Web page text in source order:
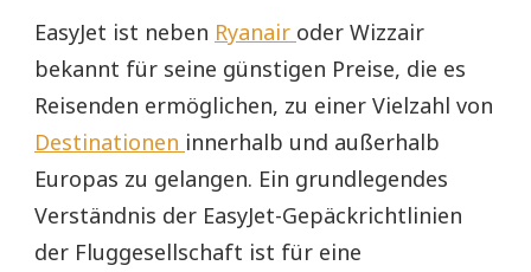
EasyJet ist neben Ryanair oder Wizzair
bekannt für seine günstigen Preise, die es
Reisenden ermöglichen, zu einer Vielzahl von
Destinationen innerhalb und außerhalb
Europas zu gelangen. Ein grundlegendes
Verständnis der EasyJet-Gepäckrichtlinien
der Fluggesellschaft ist für eine